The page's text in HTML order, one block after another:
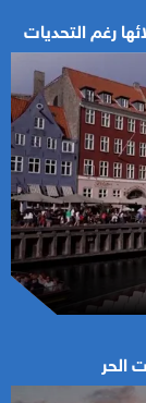
رغم التحديات
الحر